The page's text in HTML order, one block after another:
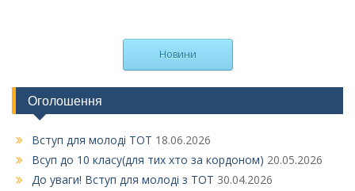
Новини
Оголошення
Вступ для молоді ТОТ 18.06.2026
Всуп до 10 класу(для тих хто за кордоном) 20.05.2026
До уваги! Вступ для молоді з ТОТ 30.04.2026